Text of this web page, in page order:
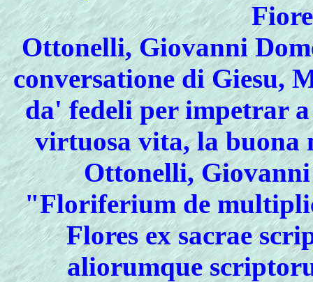
Ottonelli, Giovanni
conversatione di Giesu,
da' fedeli per impetrar
virtuosa vita, la buona
Ottonelli, Giovanni
"Floriferium de
Flores ex sacrae
aliorumque